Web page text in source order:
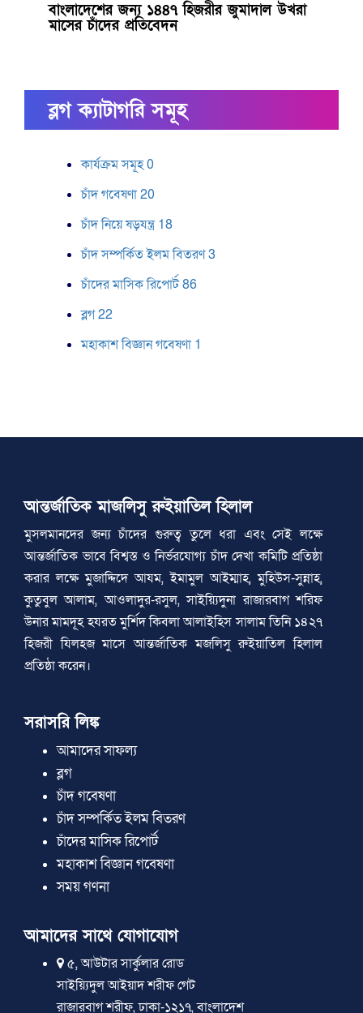
বাংলাদেশের জন্য ১৪৪৭ হিজরীর জুমাদাল উখরা
মাসের চাঁদের প্রতিবেদন
ব্লগ ক্যাটাগরি সমূহ
কার্যক্রম সমূহ0
চাঁদ গবেষণা20
চাঁদ নিয়ে ষড়যন্ত্র18
চাঁদ সম্পর্কিত ইলম বিতরণ3
চাঁদের মাসিক রিপোর্ট86
ব্লগ22
মহাকাশ বিজ্ঞান গবেষণা 1
আন্তর্জাতিক মাজলিসু রুইয়াতিল হিলাল
মুসলমানদের জন্য চাঁদের গুরুত্ব তুলে ধরা এবং সেই লক্ষে
আন্তর্জাতিক ভাবে বিশ্বস্ত ও নির্ভরযোগ্য চাঁদ দেখা কমিটি প্রতিষ্ঠা
করার লক্ষে মুজাদ্দিদে আযম, ইমামুল আইম্মাহ, মুহিউস-সুন্নাহ,
কুতুবুল আলাম, আওলাদুর-রসুল, সাইয়্যিদুনা রাজারবাগ শরিফ
উনার মামদূহ হযরত মুর্শিদ কিবলা আলাইহিস সালাম তিনি ১৪২৭
হিজরী যিলহজ মাসে আন্তর্জাতিক মজলিসু রুইয়াতিল হিলাল
প্রতিষ্ঠা করেন।
সরাসরি লিঙ্ক
আমাদের সাফল্য
ব্লগ
চাঁদ গবেষণা
চাঁদ সম্পর্কিত ইলম বিতরণ
চাঁদের মাসিক রিপোর্ট
মহাকাশ বিজ্ঞান গবেষণা
সময় গণনা
আমাদের সাথে যোগাযোগ
৫, আউটার সার্কুলার রোড
সাইয়্যিদুল আইয়াদ শরীফ গেট
রাজারবাগ শরীফ, ঢাকা-১২১৭, বাংলাদেশ